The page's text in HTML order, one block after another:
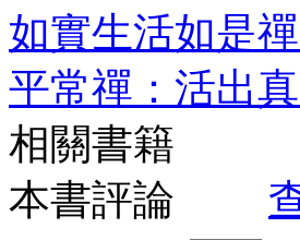
如實生活如是
平常禪：活出
相關書籍
本書評論